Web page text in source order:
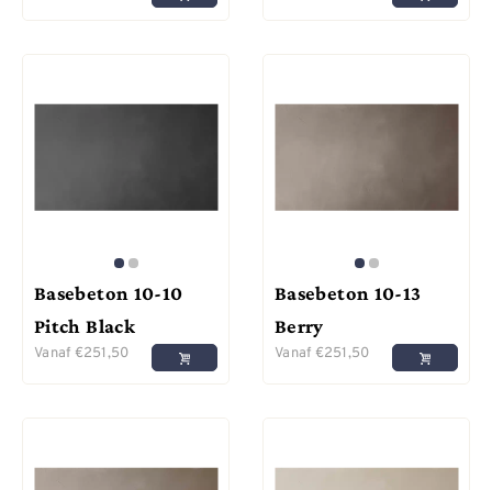
Basebeton 10-10
Pitch Black
Vanaf €251,50
Basebeton 10-13
Berry
Vanaf €251,50